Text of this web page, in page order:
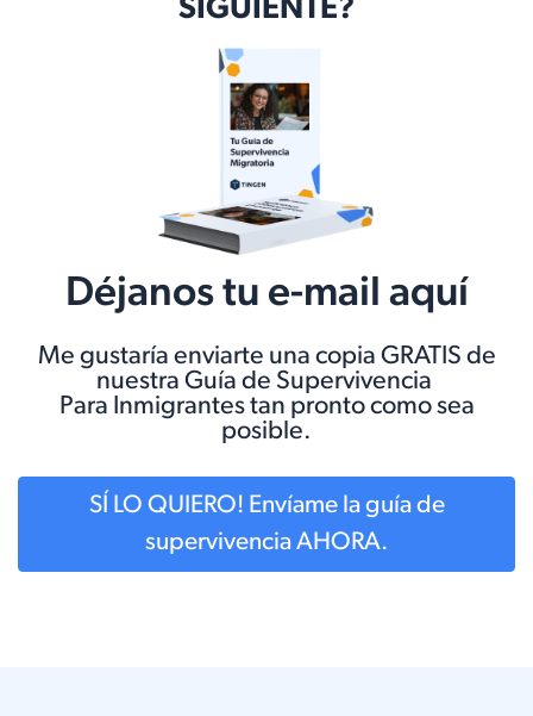
SIGUIENTE?
Déjanos tu e-mail aquí
Me gustaría enviarte una copia GRATIS de
nuestra Guía de Supervivencia
Para Inmigrantes tan pronto como sea
posible.
SÍ LO QUIERO! Envíame la guía de
supervivencia AHORA.